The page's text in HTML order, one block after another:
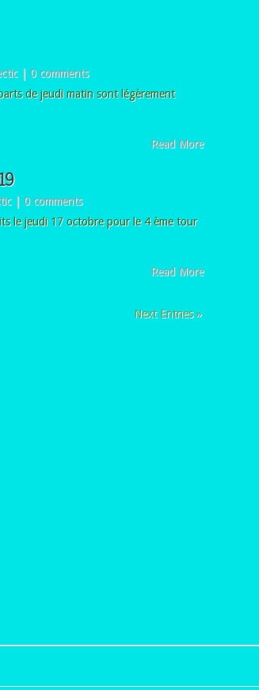
| 0 comments
de jeudi matin sont légèrement
Read More
| 0 comments
le jeudi 17 octobre pour le 4 ème tour
Read More
Next Entries »